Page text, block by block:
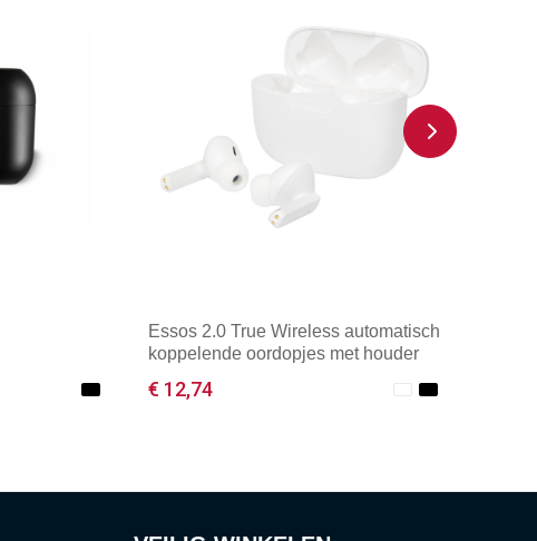
Essos 2.0 True Wireless automatisch
koppelende oordopjes met houder
€ 12,74